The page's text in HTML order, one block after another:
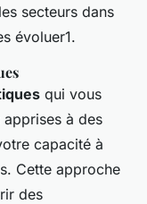
secteurs dans
évoluer1.
qui vous
à des
capacité à
Cette approche
des